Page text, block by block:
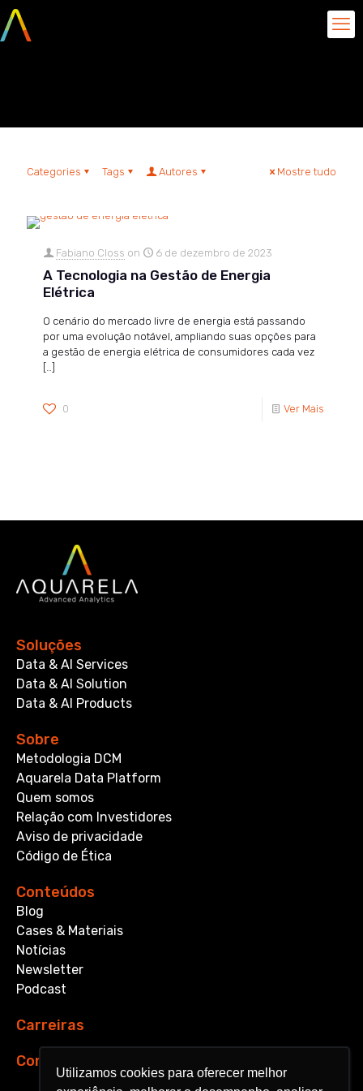
Utilizamos cookies para oferecer melhor
Utilizamos cookies para oferecer melhor
Categories Tags Autores Mostre tudo
Fabiano Closs on 6 de dezembro de 2023
A Tecnologia na Gestão de Energia
Elétrica
O cenário do mercado livre de energia está passando
por uma evolução notável, ampliando suas opções para
a gestão de energia elétrica de consumidores cada vez
[…]
0 Ver Mais
Soluções
Data & AI Services
Data & AI Solution
Data & AI Products
Sobre
Metodologia DCM
Aquarela Data Platform
Quem somos
Relação com Investidores
Aviso de privacidade
Código de Ética
Conteúdos
Blog
Cases & Materiais
Notícias
Newsletter
Podcast
Carreiras
Contato